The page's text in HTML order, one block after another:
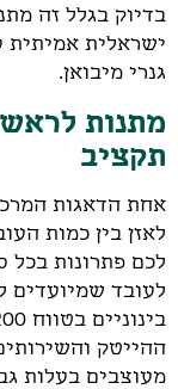
בדיוק בגלל זה
ישראלית
גנרי מיבואן.
מתנות
תקציב
אחת הדאגות
לאזן בין כמות
לעובד שמיועדים
ההייטק
מעוצבים בעלות